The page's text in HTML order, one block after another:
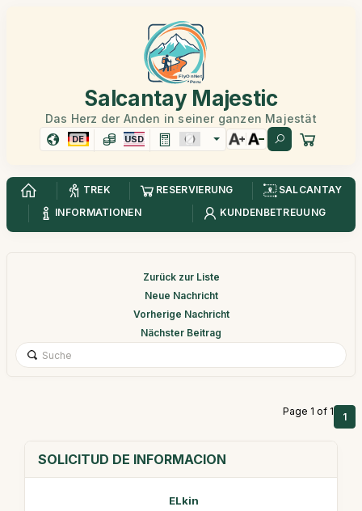
Salcantay Majestic
Das Herz der Anden in seiner ganzen Majestät
DE USD
TREK RESERVIERUNG
SALCANTAY
INFORMATIONEN
KUNDENBETREUUNG
Zurück zur Liste
Neue Nachricht
Vorherige Nachricht
Nächster Beitrag
Page 1 of 1 1
SOLICITUD DE INFORMACION
ELkin